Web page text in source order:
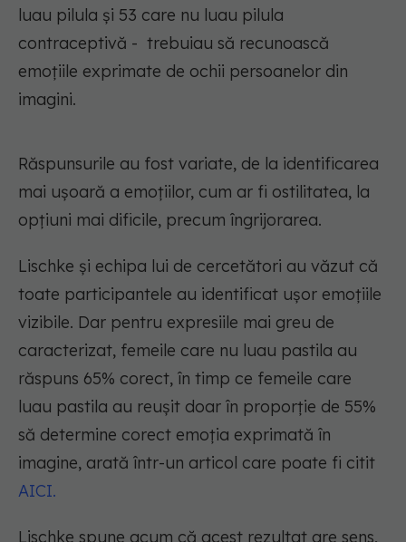
luau pilula și 53 care nu luau pilula
contraceptivă - trebuiau să recunoască
emoțiile exprimate de ochii persoanelor din
imagini.
Răspunsurile au fost variate, de la identificarea
mai ușoară a emoțiilor, cum ar fi ostilitatea, la
opțiuni mai dificile, precum îngrijorarea.
Lischke și echipa lui de cercetători au văzut că
toate participantele au identificat ușor emoțiile
vizibile. Dar pentru expresiile mai greu de
caracterizat, femeile care nu luau pastila au
răspuns 65% corect, în timp ce femeile care
luau pastila au reușit doar în proporție de 55%
să determine corect emoția exprimată în
imagine, arată într-un articol care poate fi citit
AICI.
Lischke spune acum că acest rezultat are sens,